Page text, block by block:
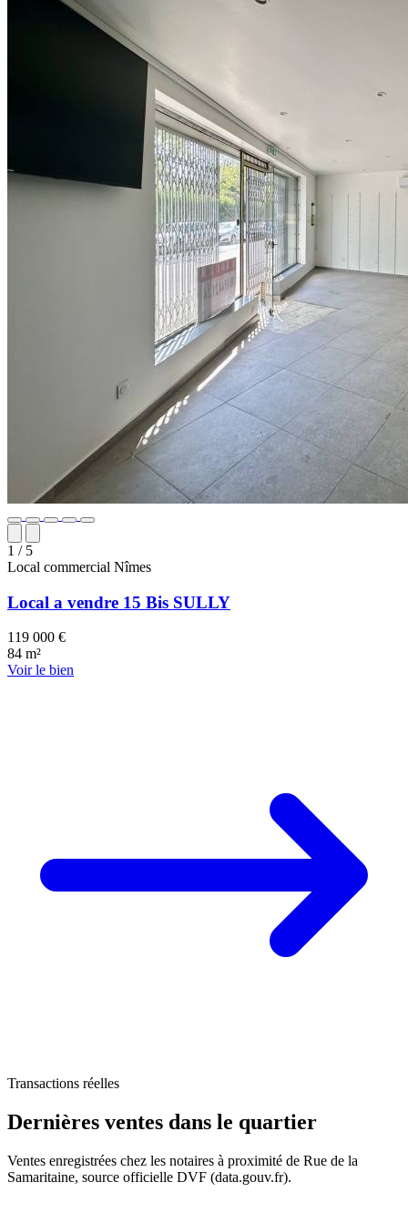
1 / 5
Local commercial Nîmes
Local a vendre 15 Bis SULLY
119 000 €
84 m²
Voir le bien
Transactions réelles
Dernières ventes dans le quartier
Ventes enregistrées chez les notaires à proximité de Rue de la
Samaritaine, source officielle DVF (data.gouv.fr).
173 k€